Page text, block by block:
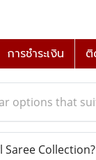
การชำระเงิน ติ
options that
Collection?